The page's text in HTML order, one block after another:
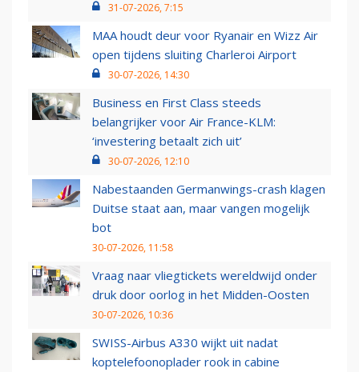
31-07-2026, 7:15
MAA houdt deur voor Ryanair en Wizz Air
open tijdens sluiting Charleroi Airport
30-07-2026, 14:30
Business en First Class steeds
belangrijker voor Air France-KLM:
‘investering betaalt zich uit’
30-07-2026, 12:10
Nabestaanden Germanwings-crash klagen
Duitse staat aan, maar vangen mogelijk
bot
30-07-2026, 11:58
Vraag naar vliegtickets wereldwijd onder
druk door oorlog in het Midden-Oosten
30-07-2026, 10:36
SWISS-Airbus A330 wijkt uit nadat
koptelefoonoplader rook in cabine